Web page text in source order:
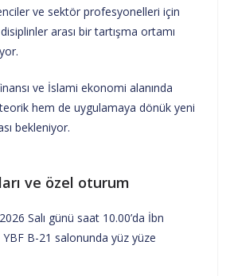
ve sektör profesyonelleri için
arası bir tartışma ortamı
ve İslami ekonomi alanında
hem de uygulamaya dönük yeni
bekleniyor.
ve özel oturum
Salı günü saat 10.00’da İbn
B-21 salonunda yüz yüze